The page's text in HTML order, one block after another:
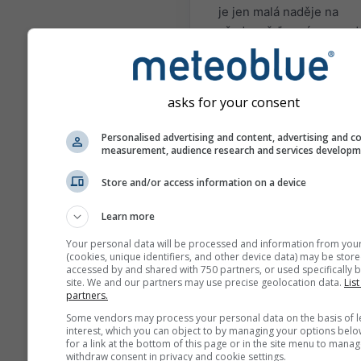
je jen malá naděje na
předpověď sezóny pro
období. Existují regiony a
situace, kde mohou být
přesné. Nejznámějšími
La Niña.
(ECMWF), National
Environmental
(NCEP/NOAA),
MetOffice (UKMO),
MeteoFrance
asks for your consent
Personalised advertising and content, advertising and
measurement, audience research and services
Store and/or access information on a device
Learn more
Your personal data will be processed and information from
(cookies, unique identifiers, and other device data) may be
accessed by and shared with 750 partners, or used specifically
site. We and our partners may use precise geolocation data.
partners.
Some vendors may process your personal data on the basis of
interest, which you can object to by managing your options
for a link at the bottom of this page or in the site menu to
withdraw consent in privacy and cookie settings.